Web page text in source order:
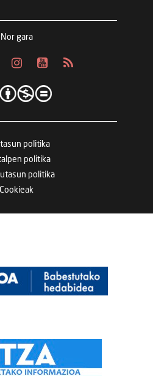
Nor gara
politika
politika
politika
Cookieak